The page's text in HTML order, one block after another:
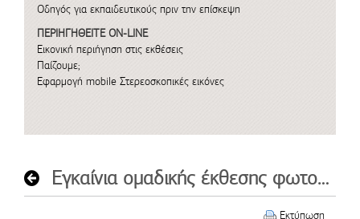
Οδηγός για εκπαιδευτικούς πριν την επίσκεψη
ΠΕΡΙΗΓΗΘΕΙΤΕ ON-LINE
Εικονική περιήγηση στις εκθέσεις
Παίζουμε;
Εφαρμογή mobile Στερεοσκοπικές εικόνες
Εγκαίνια ομαδικής έκθεσης φωτογραφίας
Εκτύπωση